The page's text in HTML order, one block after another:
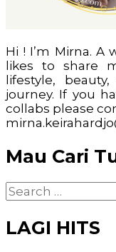
Hi ! I’m Mirna.
likes to share
lifestyle,
journey. If you
collabs please
Mau Cari
Search
for:
LAGI HITS